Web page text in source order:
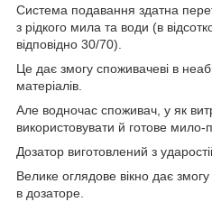
Система подавання здатна
з рідкого мила та води (в
відповідно 30/70).
Це дає змогу споживачеві в
матеріалів.
Але водночас споживач, у як
використовувати й готове мило-
Дозатор виготовлений з
Велике оглядове вікно дає
в дозаторе.